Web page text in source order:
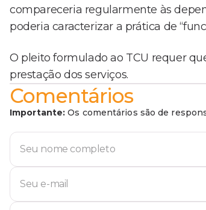
compareceria regularmente às
poderia caracterizar a prática de
O pleito formulado ao TCU requer
prestação dos serviços.
Comentários
Importante: Os comentários são de